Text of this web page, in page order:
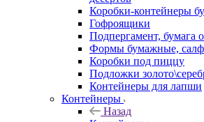
Коробки-контейнеры
Гофроящики
Подпергамент, бумага
Формы бумажные,
Коробки под пиццу
Подложки
Контейнеры для лапши
Контейнеры
Назад